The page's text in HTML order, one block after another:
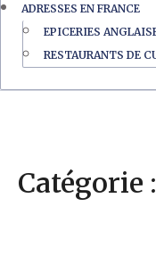
ADRESSES EN FRANCE
EPICERIES
RESTAURANTS DE
Catégorie